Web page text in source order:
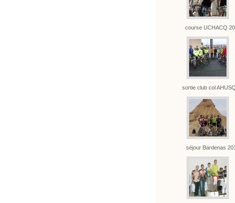
course UCHACQ
sortie club col
séjour Bardenas